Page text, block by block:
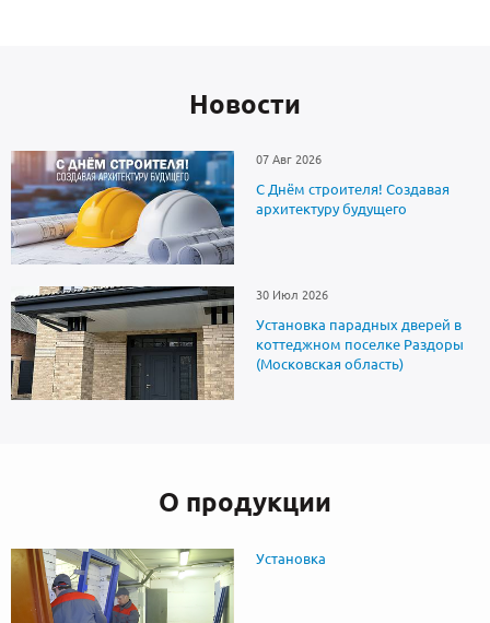
Новоcти
07 Авг 2026
С Днём строителя! Создавая
архитектуру будущего
30 Июл 2026
Установка парадных дверей в
коттеджном поселке Раздоры
(Московская область)
О продукции
Установка